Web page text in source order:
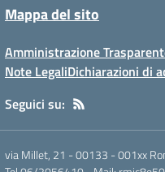
Mappa del sito
Amministrazione
Note LegaliDichiarazioni di
Seguici su:
via Millet, 21 - 00133 -001xx